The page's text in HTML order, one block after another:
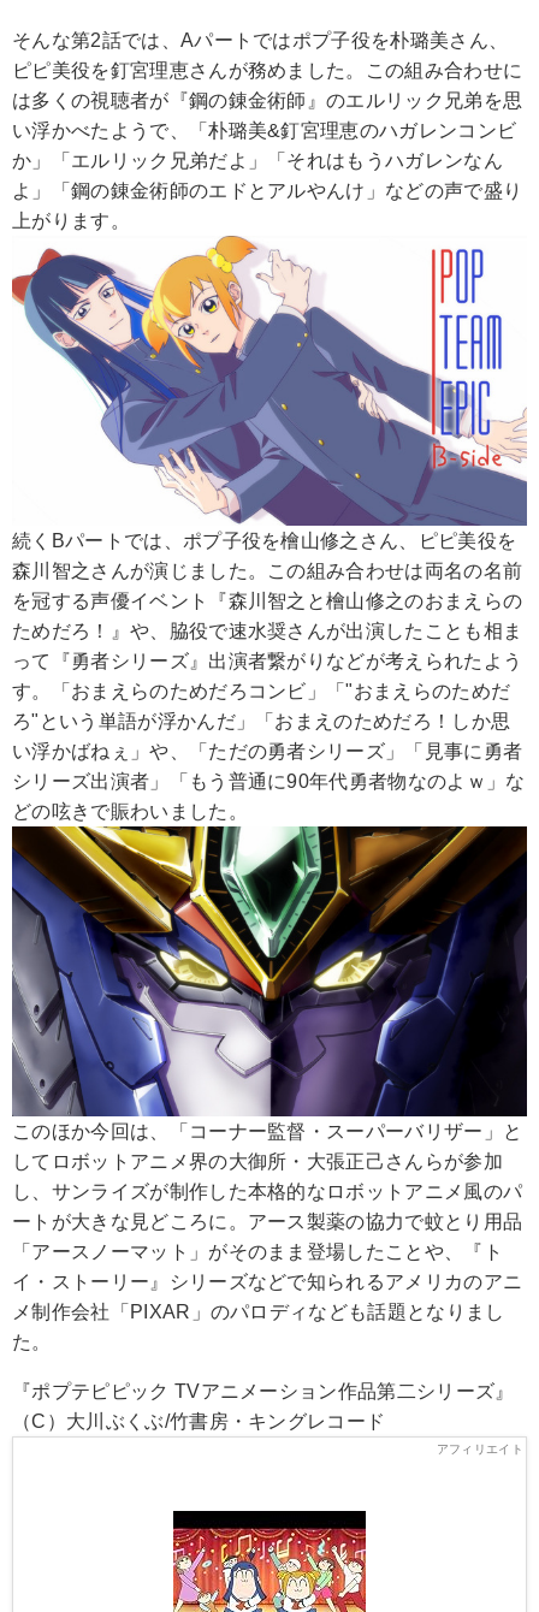
そんな第2話では、Aパートではポプ子役を朴璐美さん、
ピピ美役を釘宮理恵さんが務めました。この組み合わせに
は多くの視聴者が『鋼の錬金術師』のエルリック兄弟を思
い浮かべたようで、「朴璐美&釘宮理恵のハガレンコンビ
か」「エルリック兄弟だよ」「それはもうハガレンなん
よ」「鋼の錬金術師のエドとアルやんけ」などの声で盛り
上がります。
続くBパートでは、ポプ子役を檜山修之さん、ピピ美役を
森川智之さんが演じました。この組み合わせは両名の名前
を冠する声優イベント『森川智之と檜山修之のおまえらの
ためだろ！』や、脇役で速水奨さんが出演したことも相ま
って『勇者シリーズ』出演者繋がりなどが考えられたよう
す。「おまえらのためだろコンビ」「"おまえらのためだ
ろ"という単語が浮かんだ」「おまえのためだろ！しか思
い浮かばねぇ」や、「ただの勇者シリーズ」「見事に勇者
シリーズ出演者」「もう普通に90年代勇者物なのよｗ」な
どの呟きで賑わいました。
このほか今回は、「コーナー監督・スーパーバリザー」と
してロボットアニメ界の大御所・大張正己さんらが参加
し、サンライズが制作した本格的なロボットアニメ風のパ
ートが大きな見どころに。アース製薬の協力で蚊とり用品
「アースノーマット」がそのまま登場したことや、『ト
イ・ストーリー』シリーズなどで知られるアメリカのアニ
メ制作会社「PIXAR」のパロディなども話題となりまし
た。
『ポプテピピック TVアニメーション作品第二シリーズ』
（C）大川ぶくぶ/竹書房・キングレコード